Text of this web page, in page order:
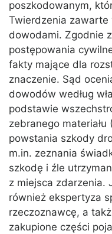
poszkodowanym,
Twierdzenia
dowodami. Zgodnie
postępowania
fakty mające dla
znaczenie. Sąd
dowodów według
podstawie
zebranego materiału
powstania szkody
m.in. zeznania
szkodę i źle
z miejsca zdarzenia.
również ekspertyza
rzeczoznawcę, a
zakupione części